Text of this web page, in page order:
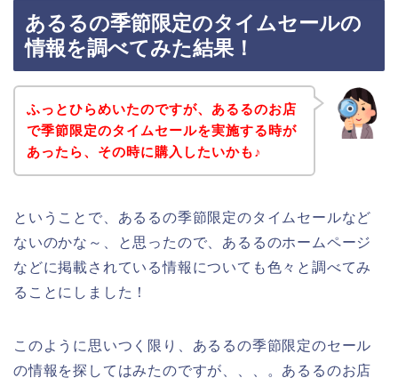
あるるの季節限定のタイムセールの
情報を調べてみた結果！
ふっとひらめいたのですが、あるるのお店
で季節限定のタイムセールを実施する時が
あったら、その時に購入したいかも♪
ということで、あるるの季節限定のタイムセールなど
ないのかな～、と思ったので、あるるのホームページ
などに掲載されている情報についても色々と調べてみ
ることにしました！
このように思いつく限り、あるるの季節限定のセール
の情報を探してはみたのですが、、、。あるるのお店